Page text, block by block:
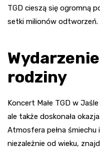
TGD cieszą się ogromną
setki milionów odtworzeń.
rodziny
Koncert Małe TGD w
ale także doskonała
Atmosfera pełna śmiechu
niezależnie od wieku,